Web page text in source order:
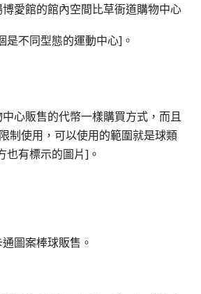
愛館的館內空間比草衙道購物中心
是不同型態的運動中心]。
心販售的代幣一樣購買方式 ，而且
制使用，可以使用的範圍就是球類
也有標示的圖片]。
圖案棒球販售。